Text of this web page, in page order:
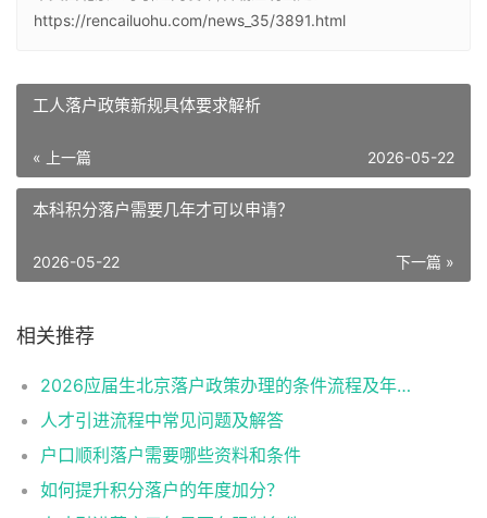
https://rencailuohu.com/news_35/3891.html
工人落户政策新规具体要求解析
« 上一篇 2026-05-22
本科积分落户需要几年才可以申请？
下一篇 »
2026-05-22
相关推荐
2026应届生北京落户政策办理的条件流程及年龄限制
人才引进流程中常见问题及解答
户口顺利落户需要哪些资料和条件
如何提升积分落户的年度加分？